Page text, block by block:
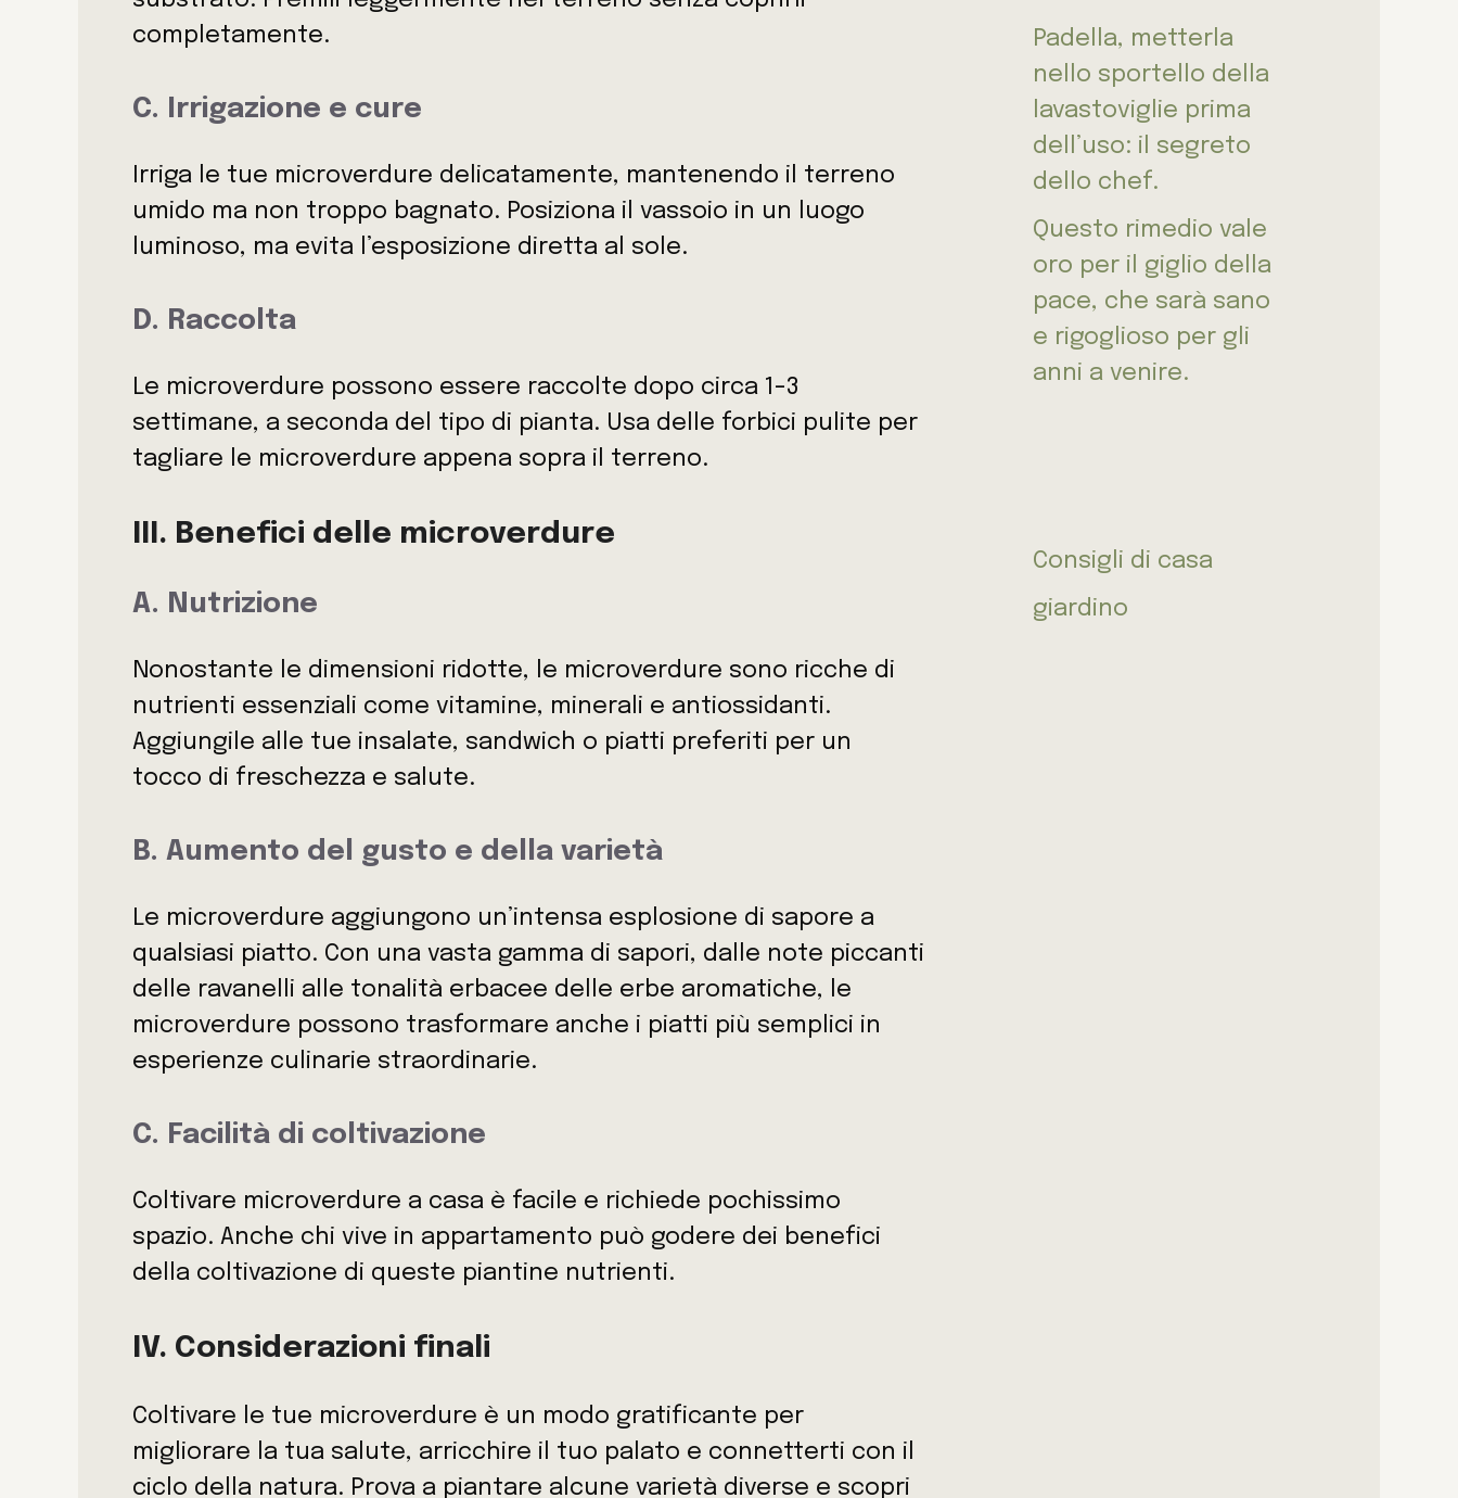
completamente.
C. Irrigazione e cure
Irriga le tue microverdure delicatamente, mantenendo il terreno
umido ma non troppo bagnato. Posiziona il vassoio in un luogo
luminoso, ma evita l’esposizione diretta al sole.
D. Raccolta
Le microverdure possono essere raccolte dopo circa 1-3
settimane, a seconda del tipo di pianta. Usa delle forbici pulite per
tagliare le microverdure appena sopra il terreno.
III. Benefici delle microverdure
A. Nutrizione
Nonostante le dimensioni ridotte, le microverdure sono ricche di
nutrienti essenziali come vitamine, minerali e antiossidanti.
Aggiungile alle tue insalate, sandwich o piatti preferiti per un
tocco di freschezza e salute.
B. Aumento del gusto e della varietà
Le microverdure aggiungono un’intensa esplosione di sapore a
qualsiasi piatto. Con una vasta gamma di sapori, dalle note piccanti
delle ravanelli alle tonalità erbacee delle erbe aromatiche, le
microverdure possono trasformare anche i piatti più semplici in
esperienze culinarie straordinarie.
C. Facilità di coltivazione
Coltivare microverdure a casa è facile e richiede pochissimo
spazio. Anche chi vive in appartamento può godere dei benefici
della coltivazione di queste piantine nutrienti.
IV. Considerazioni finali
Coltivare le tue microverdure è un modo gratificante per
migliorare la tua salute, arricchire il tuo palato e connetterti con il
ciclo della natura. Prova a piantare alcune varietà diverse e scopri
Padella, metterla
nello sportello della
lavastoviglie prima
dell’uso: il segreto
dello chef.
Questo rimedio vale
oro per il giglio della
pace, che sarà sano
e rigoglioso per gli
anni a venire.
Consigli di casa
giardino